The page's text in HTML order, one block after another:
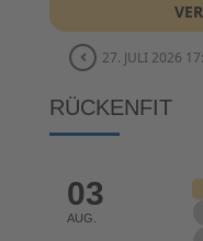
27. JULI 2026
RÜCKENFIT
03
AUG.